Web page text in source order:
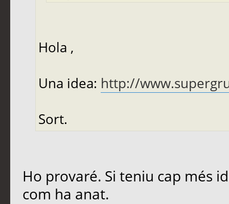
Hola ,
Una idea: http://
Sort.
Ho provaré. Si teniu cap més
com ha anat.